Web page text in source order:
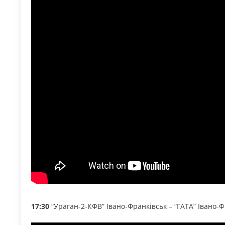
17:30 “Ураган-2-КФВ” Івано-Франківськ – “ГАТА” Івано-